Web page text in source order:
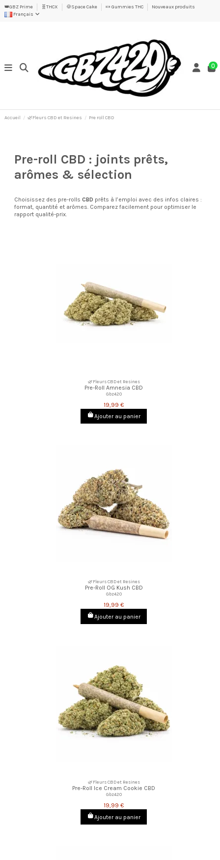
👑GBZ Prime 🧬THCX 🍪Space Cake 🍬 Gummies THC
Nouveaux produits
Français
0
Accueil 🌿Fleurs CBD et Resines Pre roll CBD
Pre-roll CBD : joints prêts,
arômes & sélection
Choisissez des pre-rolls CBD prêts à l’emploi avec des infos claires :
format, quantité et arômes. Comparez facilement pour optimiser le
rapport qualité-prix.
🌿Fleurs CBD et Resines
Pre-Roll Amnesia CBD
Gbz420
19,99 €
Ajouter au panier
🌿Fleurs CBD et Resines
Pre-Roll OG Kush CBD
Gbz420
19,99 €
Ajouter au panier
🌿Fleurs CBD et Resines
Pre-Roll Ice Cream Cookie CBD
Gbz420
19,99 €
Ajouter au panier